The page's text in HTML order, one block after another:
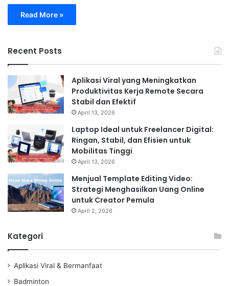
Read More »
Recent Posts
Aplikasi Viral yang Meningkatkan
Produktivitas Kerja Remote Secara
Stabil dan Efektif
April 13, 2026
Laptop Ideal untuk Freelancer Digital:
Ringan, Stabil, dan Efisien untuk
Mobilitas Tinggi
April 13, 2026
Menjual Template Editing Video:
Strategi Menghasilkan Uang Online
untuk Creator Pemula
April 2, 2026
Kategori
Aplikasi Viral & Bermanfaat
Badminton